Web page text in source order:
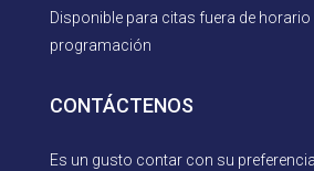
Disponible para citas fuera de horario
programación
CONTÁCTENOS
Es un gusto contar con su